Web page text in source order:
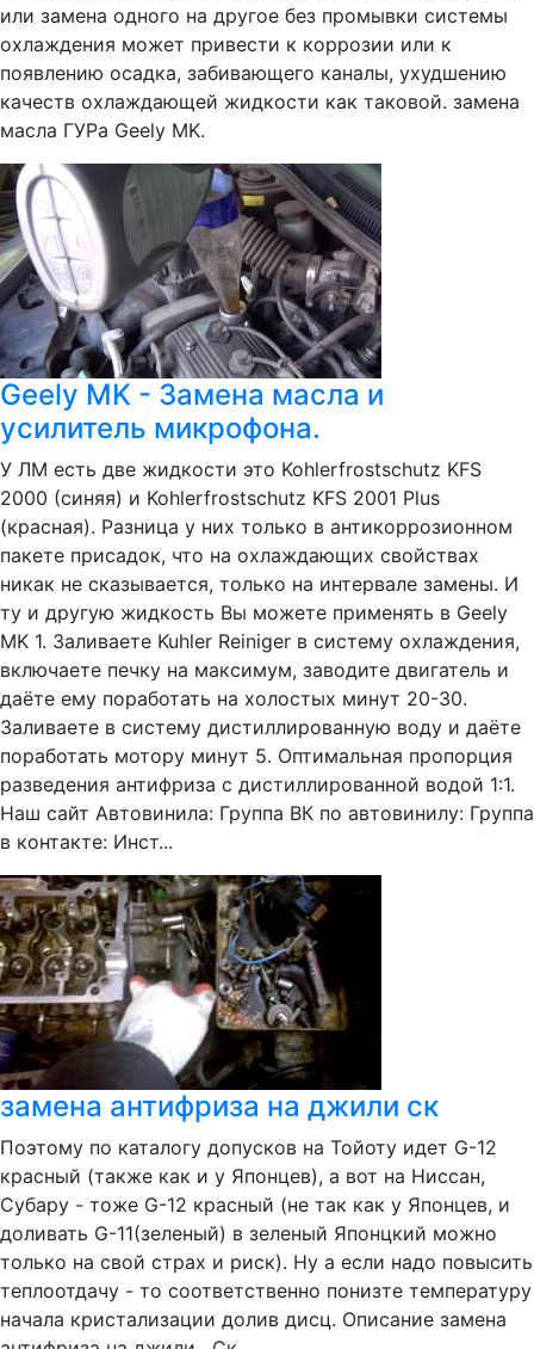
или замена одного на другое без промывки системы
охлаждения может привести к коррозии или к
появлению осадка, забивающего каналы, ухудшению
качеств охлаждающей жидкости как таковой. замена
масла ГУРа Geely MK.
Geely MK - Замена масла и
усилитель микрофона.
У ЛМ есть две жидкости это Kohlerfrostschutz KFS
2000 (синяя) и Kohlerfrostschutz KFS 2001 Plus
(красная). Разница у них только в антикоррозионном
пакете присадок, что на охлаждающих свойствах
никак не сказывается, только на интервале замены. И
ту и другую жидкость Вы можете применять в Geely
MK 1. Заливаете Kuhler Reiniger в систему охлаждения,
включаете печку на максимум, заводите двигатель и
даёте ему поработать на холостых минут 20-30.
Заливаете в систему дистиллированную воду и даёте
поработать мотору минут 5. Оптимальная пропорция
разведения антифриза с дистиллированной водой 1:1.
Наш сайт Автовинила: Группа ВК по автовинилу: Группа
в контакте: Инст...
замена антифриза на джили ск
Поэтому по каталогу допусков на Тойоту идет G-12
красный (также как и у Японцев), а вот на Ниссан,
Субару - тоже G-12 красный (не так как у Японцев, и
доливать G-11(зеленый) в зеленый Японцкий можно
только на свой страх и риск). Ну а если надо повысить
теплоотдачу - то соответственно понизте температуру
начала кристализации долив дисц. Описание замена